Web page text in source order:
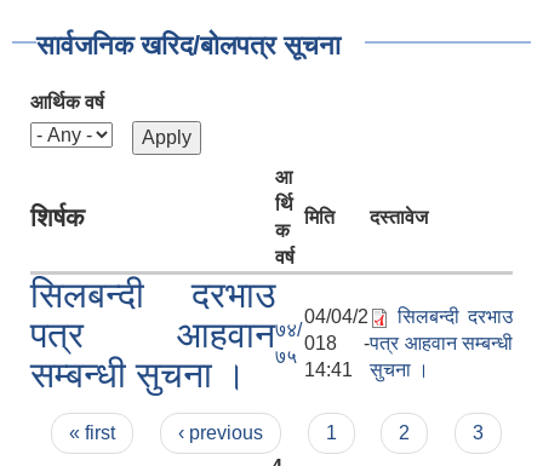
सार्वजनिक खरिद/बोलपत्र सूचना
आर्थिक वर्ष
शिर्षक
आ
र्थि
क
वर्ष
मिति दस्तावेज
सिलबन्दी दरभाउ
पत्र आहवान
सम्बन्धी सुचना ।
७४/
७५
04/04/2
018 -
14:41
सिलबन्दी दरभाउ
पत्र आहवान सम्बन्धी
सुचना ।
Pages
« first ‹ previous 1 2
3